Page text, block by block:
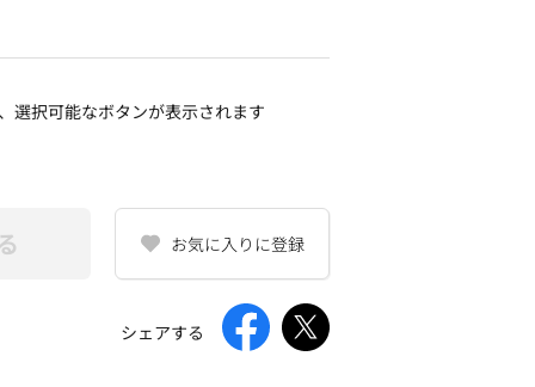
選択可能なボタンが表示されます
お気に入りに登録
シェアする